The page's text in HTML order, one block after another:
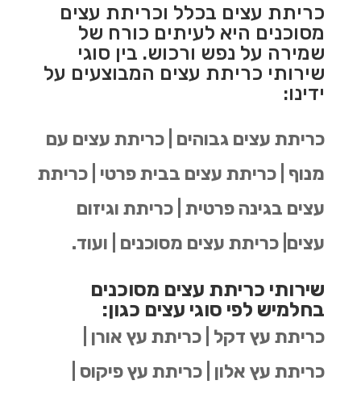
כריתת עצים בכלל וכריתת עצים
מסוכנים היא לעיתים כורח של
שמירה על נפש ורכוש. בין סוגי
שירותי כריתת עצים המבוצעים על
ידינו:
כריתת עצים גבוהים | כריתת עצים עם
מנוף | כריתת עצים בבית פרטי | כריתת
עצים בגינה פרטית | כריתת וגיזום
עצים| כריתת עצים מסוכנים | ועוד.
שירותי כריתת עצים מסוכנים
בחלמיש לפי סוגי עצים כגון:
כריתת עץ דקל | כריתת עץ אורן |
כריתת עץ אלון | כריתת עץ פיקוס |